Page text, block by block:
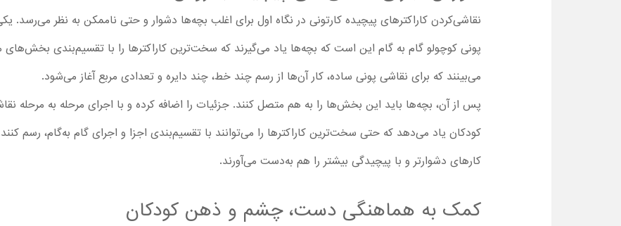
نقاشی‌کردن کاراکترهای پیچیده کارتونی در نگاه اول برای اغلب بچه‌ها دشوار و حتی ناممکن به نظر می‌رسد.
پونی کوچولو گام به گام این است که بچه‌ها یاد می‌گیرند که سخت‌ترین کاراکترها را با تقسیم‌بندی بخش‌های
می‌بینند که برای نقاشی پونی ساده، کار آن‌ها از رسم چند خط، چند دایره و تعدادی مربع آغاز می‌شود.
پس از آن، بچه‌ها باید این بخش‌ها را به هم متصل کنند. جزئیات را اضافه کرده و با اجرای مرحله به‌ مرحله
کودکان یاد می‌دهد که حتی سخت‌ترین کاراکترها را می‌توانند با تقسیم‌بندی اجزا و اجرای گام به‌گام، رسم
کارهای دشوارتر و با پیچیدگی بیشتر را هم به‌دست می‌آورند.
کمک به هماهنگی دست، چشم و ذهن کودکان